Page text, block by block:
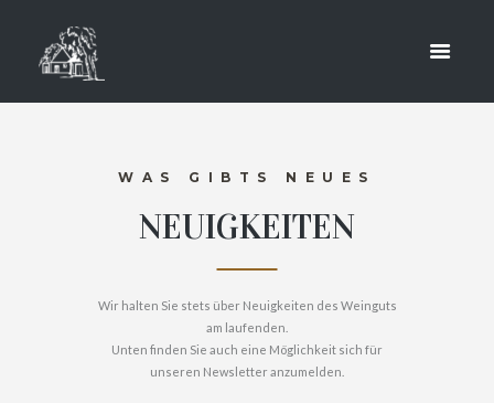
WAS GIBTS NEUES
NEUIGKEITEN
Wir halten Sie stets über Neuigkeiten des Weinguts
am laufenden.
Unten finden Sie auch eine Möglichkeit sich für
unseren Newsletter anzumelden.